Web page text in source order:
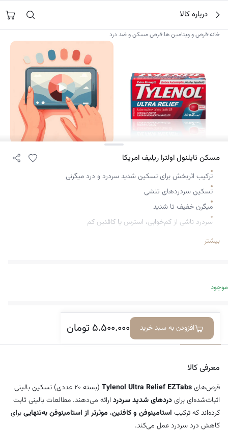
محتوا
جستجو در
درباره کالا
خانه›قرص و ویتامین ها›قرص مسکن و ضد درد
مسکن تایلنول اولترا ریلیف امریکا
ترکیب اثربخش برای تسکین شدید سردرد و درد میگرنی
تسکین سردردهای تنشی
میگرن خفیف تا شدید
سردرد ناشی از کم‌خوابی، استرس یا کافئین کم
درد عضلانی یا خفیف در ناحیه گردن و شانه در نتیجه سردردبیشتر
موجود
۵.۵۰۰.۰۰۰تومان افزودن به سبد خریدمعرفی کالا دیدگاه‌ها
معرفی کالا
قرص‌هایTylenol Ultra Relief EZTabs
(بسته ۲۰ عددی) تسکین بالینی
اثبات‌شده‌ای برایدردهای شدید سردرد ارائه می‌دهند. مطالعات بالینی ثابت
کرده‌اند که ترکیب استامینوفن و کافئین، موثرتر از استامینوفن به‌تنهاییبرای
کاهش درد سردرد عمل می‌کند.